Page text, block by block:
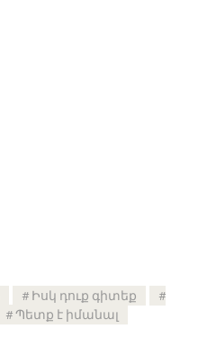
Իսկ դուք գիտեք
Պետք է իմանալ